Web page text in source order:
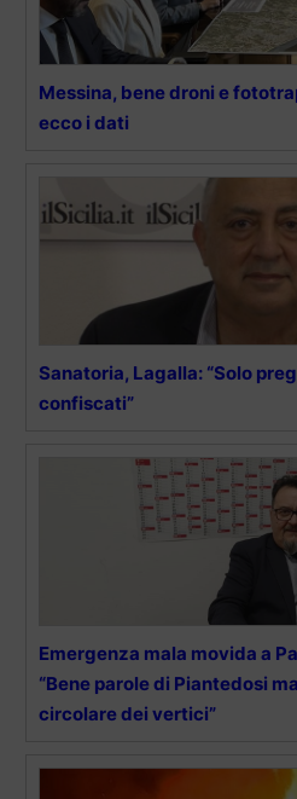
Messina, bene droni e
ecco i dati
Sanatoria, Lagalla: “Solo
confiscati”
Emergenza mala movida a
“Bene parole di Piantedosi
circolare dei vertici”